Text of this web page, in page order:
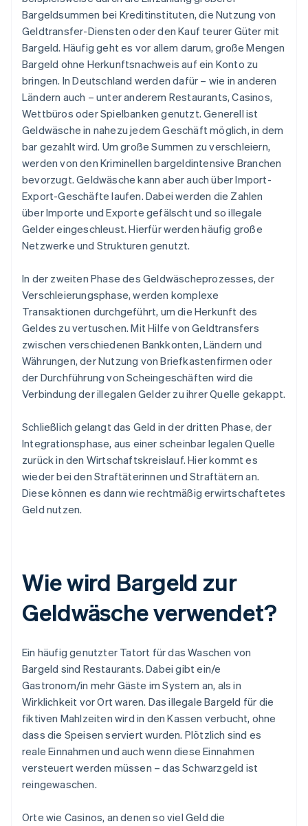
Bargeldsummen bei Kreditinstituten, die Nutzung von
Geldtransfer-Diensten oder den Kauf teurer Güter mit
Bargeld. Häufig geht es vor allem darum, große Mengen
Bargeld ohne Herkunftsnachweis auf ein Konto zu
bringen. In Deutschland werden dafür – wie in anderen
Ländern auch – unter anderem Restaurants, Casinos,
Wettbüros oder Spielbanken genutzt. Generell ist
Geldwäsche in nahezu jedem Geschäft möglich, in dem
bar gezahlt wird. Um große Summen zu verschleiern,
werden von den Kriminellen bargeldintensive Branchen
bevorzugt. Geldwäsche kann aber auch über Import-
Export-Geschäfte laufen. Dabei werden die Zahlen
über Importe und Exporte gefälscht und so illegale
Gelder eingeschleust. Hierfür werden häufig große
Netzwerke und Strukturen genutzt.
In der zweiten Phase des Geldwäscheprozesses, der
Verschleierungsphase, werden komplexe
Transaktionen durchgeführt, um die Herkunft des
Geldes zu vertuschen. Mit Hilfe von Geldtransfers
zwischen verschiedenen Bankkonten, Ländern und
Währungen, der Nutzung von Briefkastenfirmen oder
der Durchführung von Scheingeschäften wird die
Verbindung der illegalen Gelder zu ihrer Quelle gekappt.
Schließlich gelangt das Geld in der dritten Phase, der
Integrationsphase, aus einer scheinbar legalen Quelle
zurück in den Wirtschaftskreislauf. Hier kommt es
wieder bei den Straftäterinnen und Straftätern an.
Diese können es dann wie rechtmäßig erwirtschaftetes
Geld nutzen.
Wie wird Bargeld zur
Geldwäsche verwendet?
Ein häufig genutzter Tatort für das Waschen von
Bargeld sind Restaurants. Dabei gibt ein/e
Gastronom/in mehr Gäste im System an, als in
Wirklichkeit vor Ort waren. Das illegale Bargeld für die
fiktiven Mahlzeiten wird in den Kassen verbucht, ohne
dass die Speisen serviert wurden. Plötzlich sind es
reale Einnahmen und auch wenn diese Einnahmen
versteuert werden müssen – das Schwarzgeld ist
reingewaschen.
Orte wie Casinos, an denen so viel Geld die